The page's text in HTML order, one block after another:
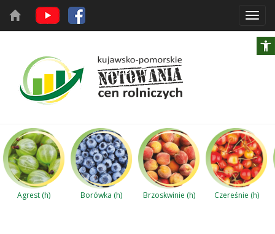
Agrest (h) Borówka (h) Brzoskwinie (h) Czereśnie (h)